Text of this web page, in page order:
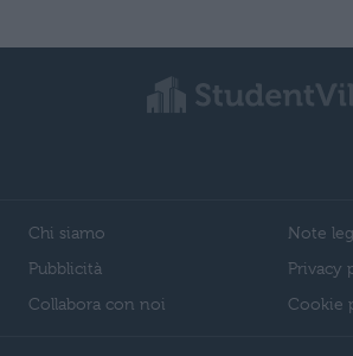
Chi siamo
Pubblicità
Collabora con noi
Note
Privacy
Cookie